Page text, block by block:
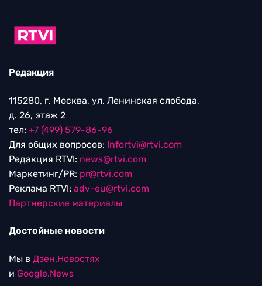
Редакция
115280, г. Москва, ул. Ленинская слобода,
д. 26, этаж 2
тел: +7 (499) 579-86-96
Для общих вопросов: Infortvi@rtvi.com
Редакция RTVI: news@rtvi.com
Маркетинг/PR: pr@rtvi.com
Реклама RTVI: adv-eu@rtvi.com
Партнерские материалы
Достойные новости
Мы в Дзен.Новостях
и Google.News